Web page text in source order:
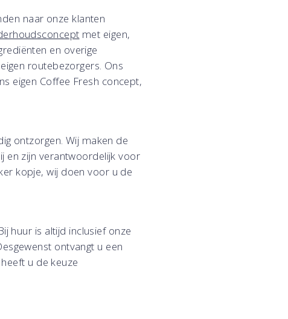
naar onze klanten
met eigen,
en overige
routebezorgers. Ons
eigen Coffee Fresh concept,
ontzorgen. Wij maken de
en zijn verantwoordelijk voor
kopje, wij doen voor u de
huur is altijd inclusief onze
ontvangt u een
u de keuze